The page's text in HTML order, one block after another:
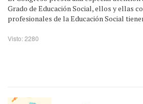
Grado de Educación Social, ellos y ellas
profesionales de la Educación Social
Visto: 2280